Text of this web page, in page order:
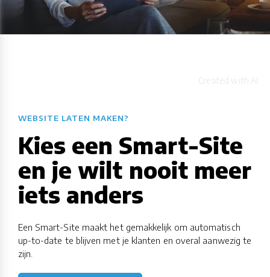
WEBSITE LATEN MAKEN?
Kies een Smart-Site
en je wilt nooit meer
iets anders
Een Smart-Site maakt het gemakkelijk om automatisch
up-to-date te blijven met je klanten en overal aanwezig te
zijn.